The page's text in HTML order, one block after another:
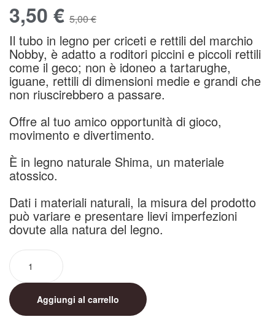
5,00€
3,50 €
Il tubo in legno per criceti e rettili del marchio
Nobby, è adatto a roditori piccini e piccoli rettili
come il geco; non è idoneo a tartarughe,
iguane, rettili di dimensioni medie e grandi che
non riuscirebbero a passare.
Offre al tuo amico opportunità di gioco,
movimento e divertimento.
È in legno naturale Shima, un materiale
atossico.
Dati i materiali naturali, la misura del prodotto
può variare e presentare lievi imperfezioni
dovute alla natura del legno.
Aggiungi al carrello